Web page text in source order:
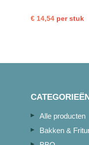
€ 14,54 per stuk
Alle producten
Bakken &